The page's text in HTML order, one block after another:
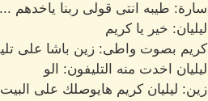
سارة: طيبه انتى قولى ربنا ياخدهم
ليليان: خير يا كريم
كريم بصوت واطى: زين باشا على
ليليان اخدت منه التليفون: الو
زين: ليليان كريم هايوصلك على